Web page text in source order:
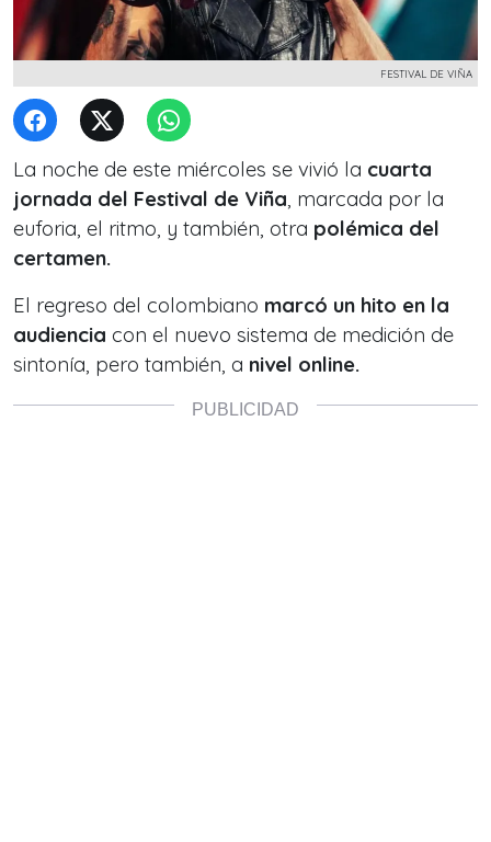
FESTIVAL DE VIÑA
La noche de este miércoles se vivió la cuarta
jornada del Festival de Viña, marcada por la
euforia, el ritmo, y también, otra polémica del
certamen.
El regreso del colombiano marcó un hito en la
audiencia con el nuevo sistema de medición de
sintonía, pero también, a nivel online.